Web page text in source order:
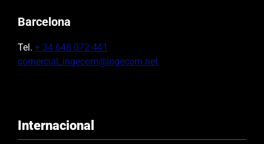
Barcelona
Tel. + 34 648 072 441
comercial_ingecom@ingecom.net
Internacional